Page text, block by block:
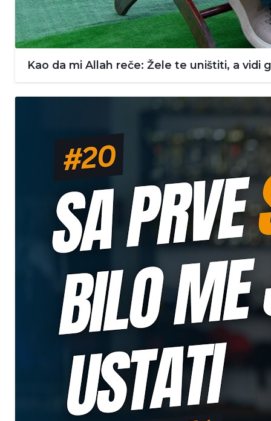
Kao da mi Allah reče: Žele te uništiti, a vidi